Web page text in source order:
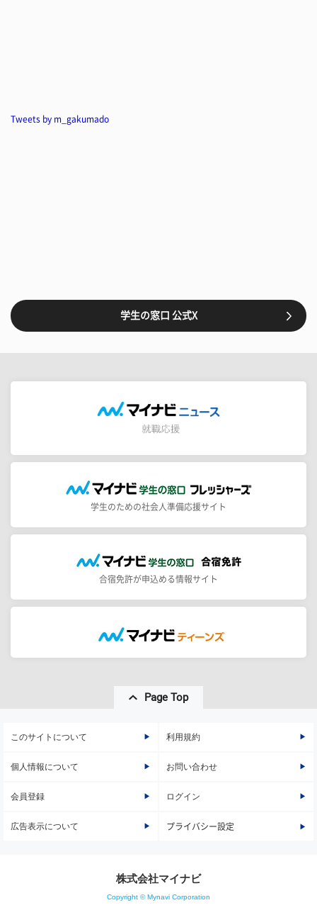
Tweets by m_gakumado
学生の窓口 公式X
学生のための社会人準備応援サイト
合宿免許が申込める情報サイト
Page Top
このサイトについて 利用規約
個人情報について お問い合わせ
会員登録 ログイン
広告表示について プライバシー設定
株式会社マイナビ
Copyright © Mynavi Corporation